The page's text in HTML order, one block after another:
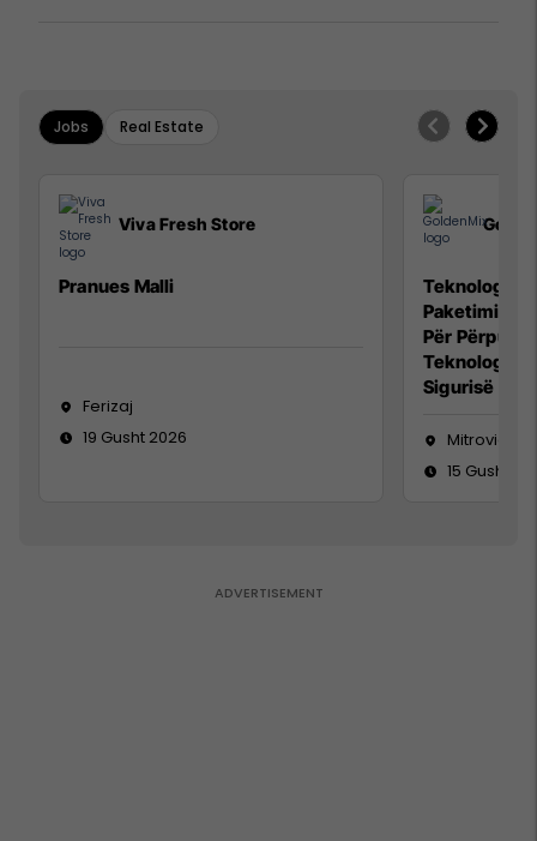
Jobs Real Estate
Viva Fresh Store
Pranues Malli
Ferizaj
19 Gusht 2026
Teknolog/e
Paketimin e
Për
Teknolog/e
Sigurisë së
Mitrovicë
15 Gusht